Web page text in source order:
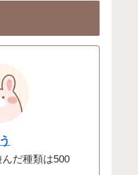
だ種類は500